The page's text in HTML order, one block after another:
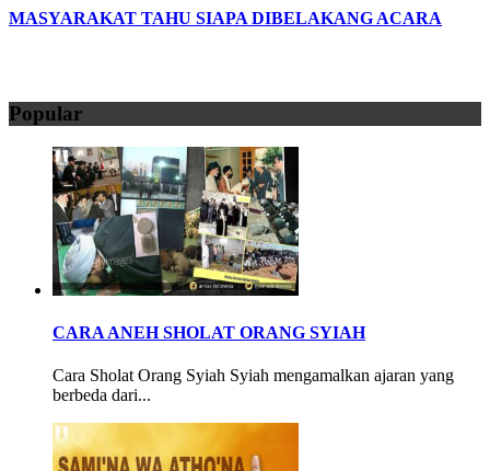
MASYARAKAT TAHU SIAPA DIBELAKANG ACARA
Popular
CARA ANEH SHOLAT ORANG SYIAH
Cara Sholat Orang Syiah Syiah mengamalkan ajaran yang
berbeda dari...